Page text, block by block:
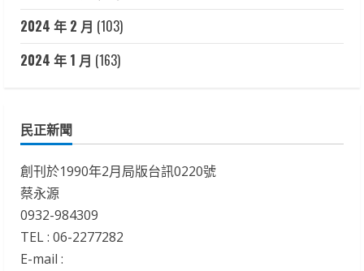
2024 年 2 月 (103)
2024 年 1 月 (163)
民正新聞
創刊於1990年2月局版台訊0220號
蔡永源
0932-984309
TEL : 06-2277282
E-mail :